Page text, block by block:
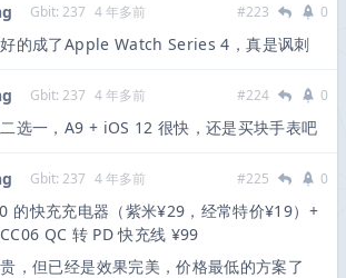
Gbit: 237 4 年多前 #223 0
的成了Apple Watch Series 4，真是讽刺
Gbit: 237 4 年多前 #224 0
选一，A9 + iOS 12 很快，还是买块手表吧
Gbit: 237 4 年多前 #225 0
的快充充电器（紫米¥29，经常特价¥19）+
QC 转 PD 快充线 ¥99
，但已经是效果完美，价格最低的方案了